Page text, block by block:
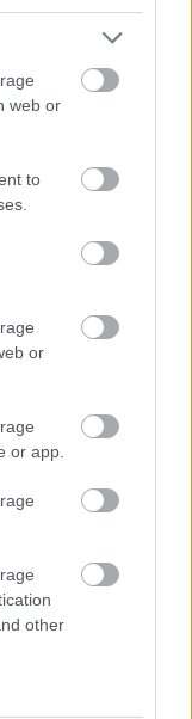
web or
to
or
or app.
other
Flag Resynced
úgy alapjáraton a
kapcsolatban
változik, azt is
a ponton tehát
a a júliusi
sem lehet
arra,
az).
hogy a HUD
úgy fedeznétek
a látkép egyetlen
akkor valami
Black Flag
hide